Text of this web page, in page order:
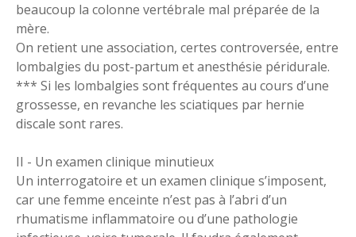
beaucoup la colonne vertébrale mal préparée de la
mère.
On retient une association, certes controversée, entre
lombalgies du post-partum et anesthésie péridurale.
*** Si les lombalgies sont fréquentes au cours d’une
grossesse, en revanche les sciatiques par hernie
discale sont rares.
II - Un examen clinique minutieux
Un interrogatoire et un examen clinique s’imposent,
car une femme enceinte n’est pas à l’abri d’un
rhumatisme inflammatoire ou d’une pathologie